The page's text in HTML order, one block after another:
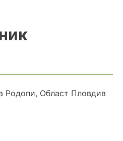
Родопи, Област Пловдив